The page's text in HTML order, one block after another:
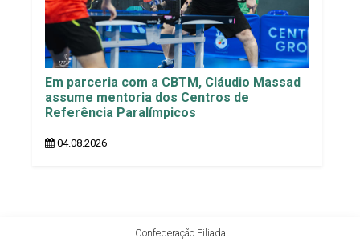
Em parceria com a CBTM, Cláudio Massad
assume mentoria dos Centros de
Referência Paralímpicos
04.08.2026
Confederação Filiada